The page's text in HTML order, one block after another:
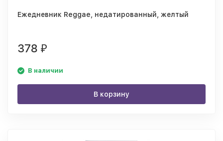
Ежедневник Reggae, недатированный, желтый
378 ₽
В наличии
В корзину